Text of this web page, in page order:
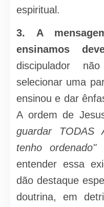
espiritual.
3.
A
ensinamos
discipulador
selecionar uma
ensinou e dar
A ordem de
guardar TODAS
tenho ordenado"
entender essa
dão destaque
doutrina, em